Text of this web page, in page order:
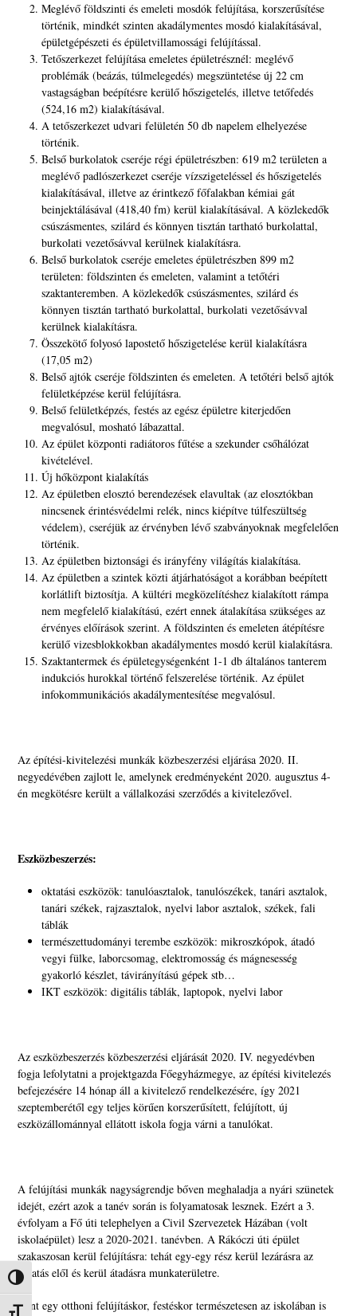
Nagy kontraszt váltása
Meglévő földszinti és emeleti mosdók felújítása, korszerűsítése
történik, mindkét szinten akadálymentes mosdó kialakításával,
épületgépészeti és épületvillamossági felújítással.
Tetőszerkezet felújítása emeletes épületrésznél: meglévő
problémák (beázás, túlmelegedés) megszüntetése új 22 cm
vastagságban beépítésre kerülő hőszigetelés, illetve tetőfedés
(524,16 m2) kialakításával.
A tetőszerkezet udvari felületén 50 db napelem elhelyezése
történik.
Belső burkolatok cseréje régi épületrészben: 619 m2 területen a
meglévő padlószerkezet cseréje vízszigeteléssel és hőszigetelés
kialakításával, illetve az érintkező főfalakban kémiai gát
beinjektálásával (418,40 fm) kerül kialakításával. A közlekedők
csúszásmentes, szilárd és könnyen tisztán tartható burkolattal,
burkolati vezetősávval kerülnek kialakításra.
Belső burkolatok cseréje emeletes épületrészben 899 m2
területen: földszinten és emeleten, valamint a tetőtéri
szaktanteremben. A közlekedők csúszásmentes, szilárd és
könnyen tisztán tartható burkolattal, burkolati vezetősávval
kerülnek kialakításra.
Összekötő folyosó lapostető hőszigetelése kerül kialakításra
(17,05 m2)
Belső ajtók cseréje földszinten és emeleten. A tetőtéri belső ajtók
felületképzése kerül felújításra.
Belső felületképzés, festés az egész épületre kiterjedően
megvalósul, mosható lábazattal.
Az épület központi radiátoros fűtése a szekunder csőhálózat
kivételével.
Új hőközpont kialakítás
Az épületben elosztó berendezések elavultak (az elosztókban
nincsenek érintésvédelmi relék, nincs kiépítve túlfeszültség
védelem), cseréjük az érvényben lévő szabványoknak megfelelően
történik.
Az épületben biztonsági és irányfény világítás kialakítása.
Az épületben a szintek közti átjárhatóságot a korábban beépített
korlátlift biztosítja. A kültéri megközelítéshez kialakított rámpa
nem megfelelő kialakítású, ezért ennek átalakítása szükséges az
érvényes előírások szerint. A földszinten és emeleten átépítésre
kerülő vizesblokkokban akadálymentes mosdó kerül kialakításra.
Szaktantermek és épületegységenként 1-1 db általános tanterem
indukciós hurokkal történő felszerelése történik. Az épület
infokommunikációs akadálymentesítése megvalósul.
Az építési-kivitelezési munkák közbeszerzési eljárása 2020. II.
negyedévében zajlott le, amelynek eredményeként 2020. augusztus 4-
én megkötésre került a vállalkozási szerződés a kivitelezővel.
Eszközbeszerzés:
oktatási eszközök: tanulóasztalok, tanulószékek, tanári asztalok,
tanári székek, rajzasztalok, nyelvi labor asztalok, székek, fali
táblák
természettudományi terembe eszközök: mikroszkópok, átadó
vegyi fülke, laborcsomag, elektromosság és mágnesesség
gyakorló készlet, távirányítású gépek stb…
IKT eszközök: digitális táblák, laptopok, nyelvi labor
Az eszközbeszerzés közbeszerzési eljárását 2020. IV. negyedévben
fogja lefolytatni a projektgazda Főegyházmegye, az építési kivitelezés
befejezésére 14 hónap áll a kivitelező rendelkezésére, így 2021
szeptemberétől egy teljes körűen korszerűsített, felújított, új
eszközállománnyal ellátott iskola fogja várni a tanulókat.
A felújítási munkák nagyságrendje bőven meghaladja a nyári szünetek
idejét, ezért azok a tanév során is folyamatosak lesznek. Ezért a 3.
évfolyam a Fő úti telephelyen a Civil Szervezetek Házában (volt
iskolaépület) lesz a 2020-2021. tanévben. A Rákóczi úti épület
szakaszosan kerül felújításra: tehát egy-egy rész kerül lezárásra az
oktatás elől és kerül átadásra munkaterületre.
Mint egy otthoni felújításkor, festéskor természetesen az iskolában is